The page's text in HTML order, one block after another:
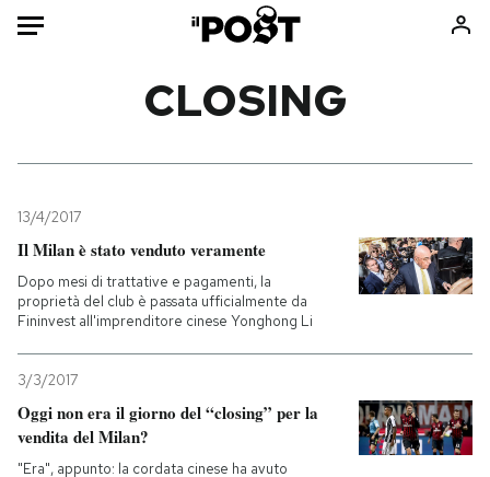
Mondo
Politica
Tecnologia
Internet
Cultura
Economia
Sport
Consumismi
Ok Boomer!
Altrecose
Mondiali calcio 2026
CLOSING
13/4/2017
Il Milan è stato venduto veramente
Dopo mesi di trattative e pagamenti, la
proprietà del club è passata ufficialmente da
Fininvest all'imprenditore cinese Yonghong Li
3/3/2017
Oggi non era il giorno del “closing” per la
vendita del Milan?
"Era", appunto: la cordata cinese ha avuto